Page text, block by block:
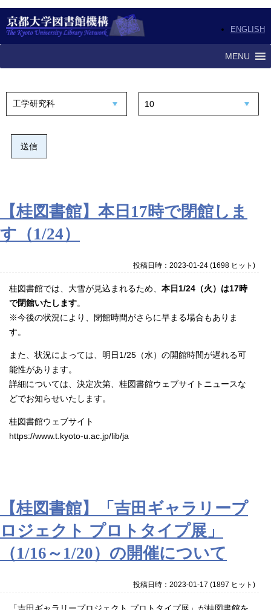
ENGLISH
MENU
【桂図書館】本日17時で閉館しま
す（1/24）
投稿日時：2023-01-24(1698 ヒット )
桂図書館では、大雪が見込まれるため、 本日1/24（火）は17時
で閉館いたします。
※今後の状況により、閉館時間がさらに早まる場合もありま
す。
また、状況によっては、明日1/25（水）の開館時間が遅れる可
能性があります。
詳細については、決定次第、桂図書館ウェブサイトニュースな
どでお知らせいたします。
桂図書館ウェブサイト
https://www.t.kyoto-u.ac.jp/lib/ja
【桂図書館】「吉田ギャラリープ
ロジェクト プロトタイプ展」
（1/16～1/20）の開催について
投稿日時：2023-01-17 (1897 ヒット )
「吉田ギャラリープロジェクト プロトタイプ展」が桂図書館を